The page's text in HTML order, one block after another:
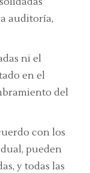
auditoría,
ni el
en el
del
con los
pueden
y todas las